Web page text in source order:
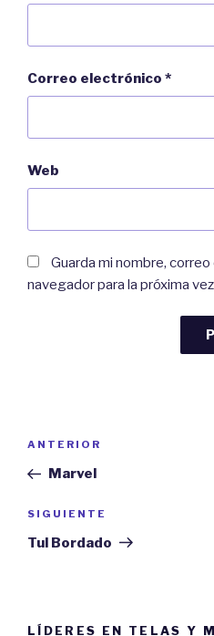
Correo electrónico *
Web
Guarda mi nombre,
navegador para la próxima
Navegación
entradas
Entrada
anterior:
ANTERIOR
Marvel
Siguiente
entrada
SIGUIENTE
Tul Bordado
LÍDERES EN TELAS Y